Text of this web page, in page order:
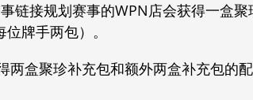
链接规划赛事的WPN店会获得一盒
牌手两包）。
两盒聚珍补充包和额外两盒补充包的